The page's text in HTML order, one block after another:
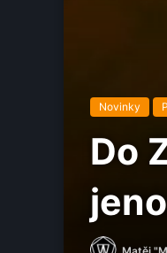
Novinky
Do